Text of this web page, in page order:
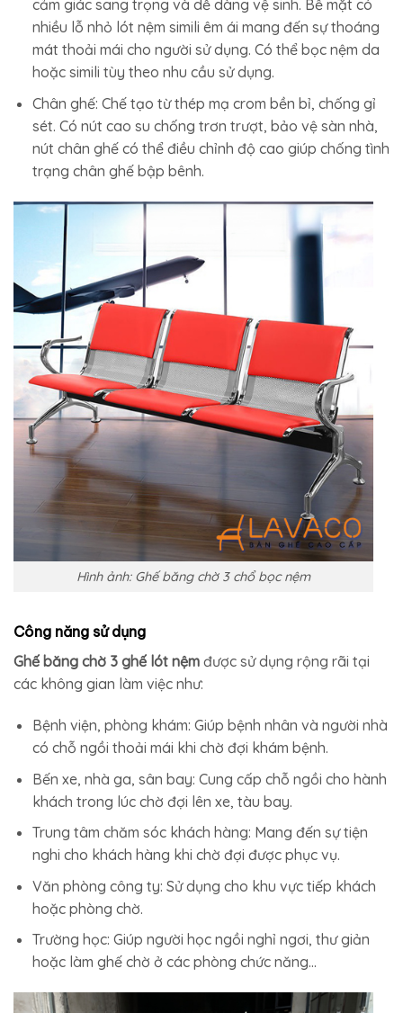
cảm giác sang trọng và dễ dàng vệ sinh. Bề mặt có
nhiều lỗ nhỏ lót nệm simili êm ái mang đến sự thoáng
mát thoải mái cho người sử dụng. Có thể bọc nệm da
hoặc simili tùy theo nhu cầu sử dụng.
Chân ghế: Chế tạo từ thép mạ crom bền bỉ, chống gỉ
sét. Có nút cao su chống trơn trượt, bảo vệ sàn nhà,
nút chân ghế có thể điều chỉnh độ cao giúp chống tình
trạng chân ghế bập bênh.
Hình ảnh: Ghế băng chờ 3 chổ bọc nệm
Công năng sử dụng
Ghế băng chờ 3 ghế lót nệm được sử dụng rộng rãi tại
các không gian làm việc như:
Bệnh viện, phòng khám: Giúp bệnh nhân và người nhà
có chỗ ngồi thoải mái khi chờ đợi khám bệnh.
Bến xe, nhà ga, sân bay: Cung cấp chỗ ngồi cho hành
khách trong lúc chờ đợi lên xe, tàu bay.
Trung tâm chăm sóc khách hàng: Mang đến sự tiện
nghi cho khách hàng khi chờ đợi được phục vụ.
Văn phòng công ty: Sử dụng cho khu vực tiếp khách
hoặc phòng chờ.
Trường học: Giúp người học ngồi nghỉ ngơi, thư giản
hoặc làm ghế chờ ở các phòng chức năng…